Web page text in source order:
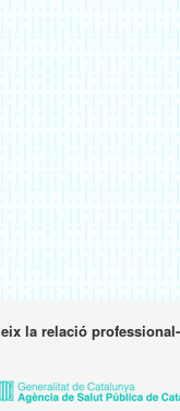
la relació